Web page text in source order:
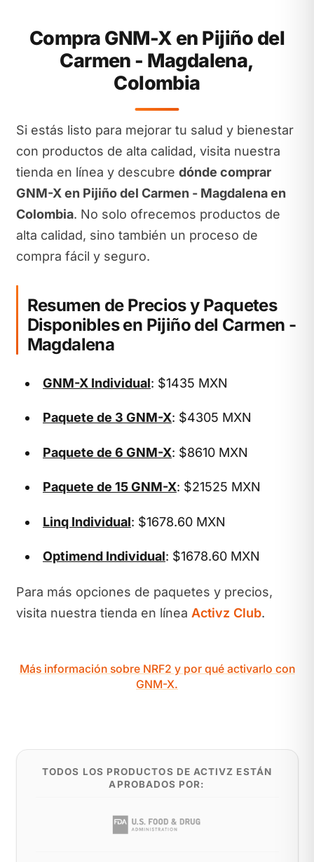
Compra GNM-X en Pijiño del
Carmen - Magdalena,
Colombia
Si estás listo para mejorar tu salud y bienestar
con productos de alta calidad, visita nuestra
tienda en línea y descubre dónde comprar
GNM-X en Pijiño del Carmen - Magdalena en
Colombia. No solo ofrecemos productos de
alta calidad, sino también un proceso de
compra fácil y seguro.
Resumen de Precios y Paquetes
Disponibles en Pijiño del Carmen -
Magdalena
GNM-X Individual: $1435 MXN
Paquete de 3 GNM-X: $4305 MXN
Paquete de 6 GNM-X: $8610 MXN
Paquete de 15 GNM-X: $21525 MXN
Linq Individual: $1678.60 MXN
Optimend Individual: $1678.60 MXN
Para más opciones de paquetes y precios,
visita nuestra tienda en línea Activz Club.
Más información sobre NRF2 y por qué activarlo con
GNM-X.
TODOS LOS PRODUCTOS DE ACTIVZ ESTÁN
APROBADOS POR: